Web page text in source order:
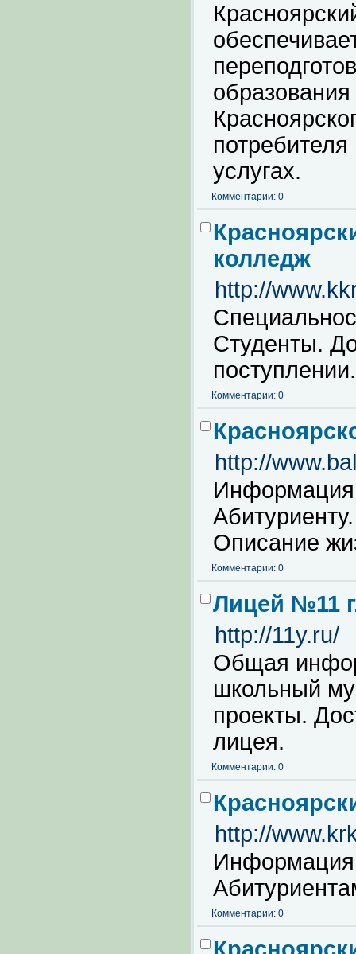
услугах.
Комментарии: 0
колледж
http://
Студенты.
поступлении.
Комментарии: 0
http://
Информация
Описание
Комментарии: 0
Лицей №11
http://11y.ru/
Общая
школьный
проекты.
лицея.
Комментарии: 0
http://
Информация
Комментарии: 0